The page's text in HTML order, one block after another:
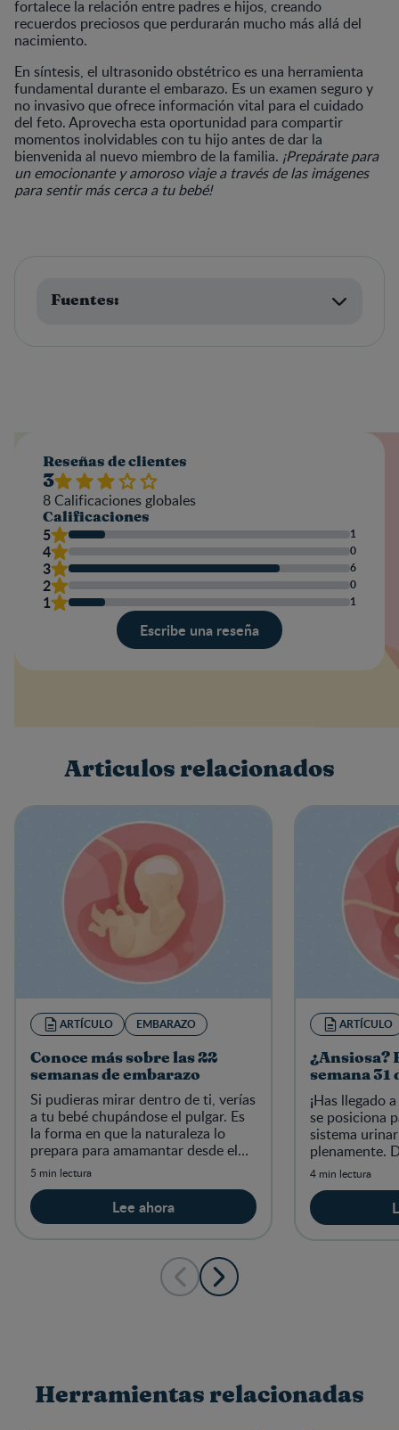
fortalece la relación entre padres e hijos, creando
recuerdos preciosos que perdurarán mucho más allá del
nacimiento.
En síntesis, el ultrasonido obstétrico es una herramienta
fundamental durante el embarazo. Es un examen seguro y
no invasivo que ofrece información vital para el cuidado
del feto. Aprovecha esta oportunidad para compartir
momentos inolvidables con tu hijo antes de dar la
bienvenida al nuevo miembro de la familia. ¡Prepárate para
un emocionante y amoroso viaje a través de las imágenes
para sentir más cerca a tu bebé!
Fuentes:
Reseñas de clientes
3
8 Calificaciones globales
Calificaciones
5 1
4 0
3 6
2 0
1 1
Escribe una reseña
Escribe una reseña
Articulos relacionados
ARTÍCULO EMBARAZO
Conoce más sobre las 22
semanas de embarazo
Si pudieras mirar dentro de ti, verías
a tu bebé chupándose el pulgar. Es
la forma en que la naturaleza lo
prepara para amamantar desde el
nacimiento. Emociónate y lee más
5 min lectura
Lee ahora
ARTÍCULO
¿Ansiosa?
semana 31
¡Has llegado
se posiciona
sistema
plenamente.
de tu cuerpo
4 min lectura
Herramientas relacionadas